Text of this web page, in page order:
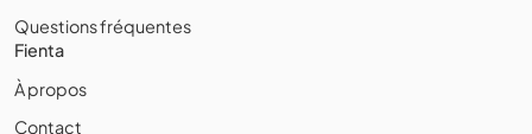
Questions fréquentes
Fienta
À propos
Contact